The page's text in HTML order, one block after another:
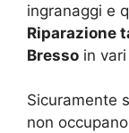
ingranaggi e
Riparazione
Bresso in
Sicuramente
non